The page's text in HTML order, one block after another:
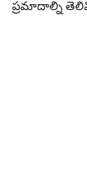
ప్రమాదాల్ని